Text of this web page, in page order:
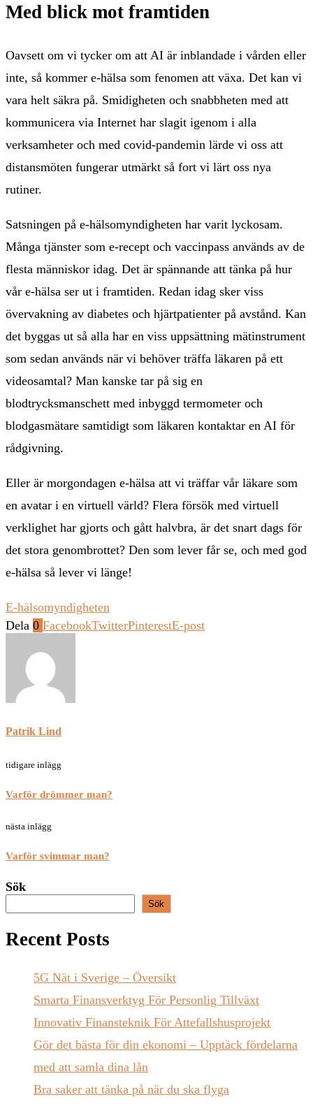
Med blick mot framtiden
Oavsett om vi tycker om att AI är inblandade i vården eller
inte, så kommer e-hälsa som fenomen att växa. Det kan vi
vara helt säkra på. Smidigheten och snabbheten med att
kommunicera via Internet har slagit igenom i alla
verksamheter och med covid-pandemin lärde vi oss att
distansmöten fungerar utmärkt så fort vi lärt oss nya
rutiner.
Satsningen på e-hälsomyndigheten har varit lyckosam.
Många tjänster som e-recept och vaccinpass används av de
flesta människor idag. Det är spännande att tänka på hur
vår e-hälsa ser ut i framtiden. Redan idag sker viss
övervakning av diabetes och hjärtpatienter på avstånd. Kan
det byggas ut så alla har en viss uppsättning mätinstrument
som sedan används när vi behöver träffa läkaren på ett
videosamtal? Man kanske tar på sig en
blodtrycksmanschett med inbyggd termometer och
blodgasmätare samtidigt som läkaren kontaktar en AI för
rådgivning.
Eller är morgondagen e-hälsa att vi träffar vår läkare som
en avatar i en virtuell värld? Flera försök med virtuell
verklighet har gjorts och gått halvbra, är det snart dags för
det stora genombrottet? Den som lever får se, och med god
e-hälsa så lever vi länge!
E-hälsomyndigheten
Dela 0 FacebookTwitterPinterestE-post
Patrik Lind
tidigare inlägg
Varför drömmer man?
nästa inlägg
Varför svimmar man?
Sök
Sök
Recent Posts
5G Nät i Sverige – Översikt
Smarta Finansverktyg För Personlig Tillväxt
Innovativ Finansteknik För Attefallshusprojekt
Gör det bästa för din ekonomi – Upptäck fördelarna
med att samla dina lån
Bra saker att tänka på när du ska flyga